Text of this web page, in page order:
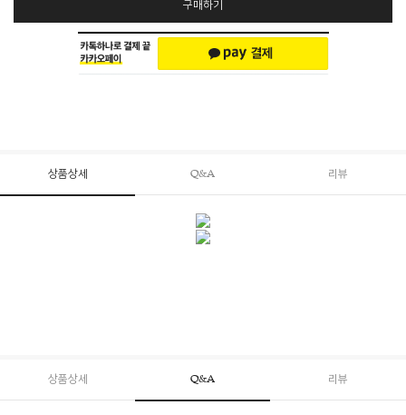
구매하기
상품상세 Q&A 리뷰
상품상세 Q&A 리뷰